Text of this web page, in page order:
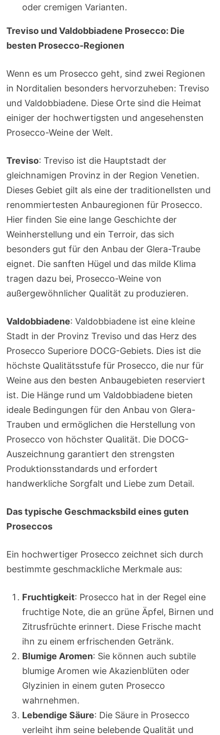
oder cremigen Varianten.
Treviso und Valdobbiadene Prosecco: Die
besten Prosecco-Regionen
Wenn es um Prosecco geht, sind zwei Regionen
in Norditalien besonders hervorzuheben: Treviso
und Valdobbiadene. Diese Orte sind die Heimat
einiger der hochwertigsten und angesehensten
Prosecco-Weine der Welt.
Treviso: Treviso ist die Hauptstadt der
gleichnamigen Provinz in der Region Venetien.
Dieses Gebiet gilt als eine der traditionellsten und
renommiertesten Anbauregionen für Prosecco.
Hier finden Sie eine lange Geschichte der
Weinherstellung und ein Terroir, das sich
besonders gut für den Anbau der Glera-Traube
eignet. Die sanften Hügel und das milde Klima
tragen dazu bei, Prosecco-Weine von
außergewöhnlicher Qualität zu produzieren.
Valdobbiadene: Valdobbiadene ist eine kleine
Stadt in der Provinz Treviso und das Herz des
Prosecco Superiore DOCG-Gebiets. Dies ist die
höchste Qualitätsstufe für Prosecco, die nur für
Weine aus den besten Anbaugebieten reserviert
ist. Die Hänge rund um Valdobbiadene bieten
ideale Bedingungen für den Anbau von Glera-
Trauben und ermöglichen die Herstellung von
Prosecco von höchster Qualität. Die DOCG-
Auszeichnung garantiert den strengsten
Produktionsstandards und erfordert
handwerkliche Sorgfalt und Liebe zum Detail.
Das typische Geschmacksbild eines guten
Proseccos
Ein hochwertiger Prosecco zeichnet sich durch
bestimmte geschmackliche Merkmale aus:
Fruchtigkeit: Prosecco hat in der Regel eine
fruchtige Note, die an grüne Äpfel, Birnen und
Zitrusfrüchte erinnert. Diese Frische macht
ihn zu einem erfrischenden Getränk.
Blumige Aromen: Sie können auch subtile
blumige Aromen wie Akazienblüten oder
Glyzinien in einem guten Prosecco
wahrnehmen.
Lebendige Säure: Die Säure in Prosecco
verleiht ihm seine belebende Qualität und